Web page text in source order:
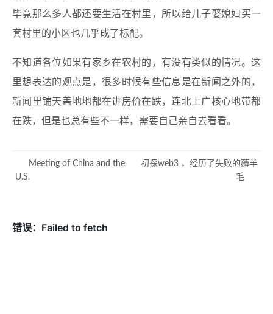
毕竟那么多人都还要生活在村里，所以给儿子娶媳妇买一
套村里的小区也几乎成了标配。
不知道各位如果有家乡在农村的，有没有类似的情况。这
里想表达的观点是，很多时候有些信息是在新闻之外的，
新闻里铺天盖地地都在讲房价在跌，连北上广核心地带都
在跌，但是也总有些不一样，需要自己亲自去看看。
Meeting of China and the
U.S.
初探web3 ，经历了失败的薅羊
毛